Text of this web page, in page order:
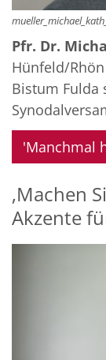
Pfr. Dr.
Hünfeld/
Bistum Fulda
'Manchmal
‚Machen
Akzente